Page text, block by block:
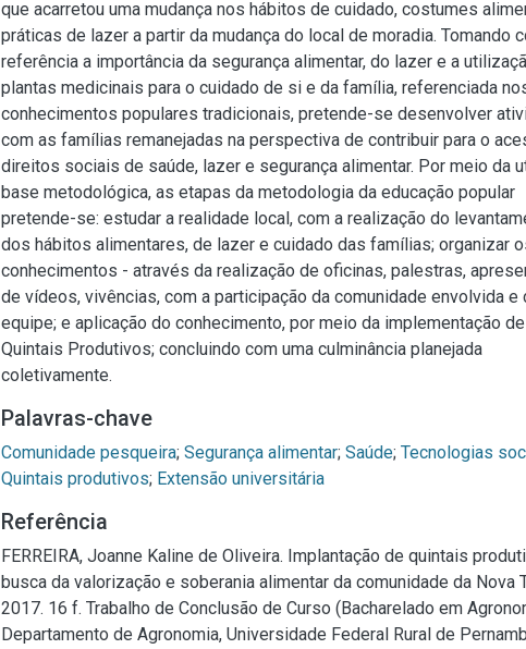
que acarretou uma mudança nos hábitos de cuidado, costumes
práticas de lazer a partir da mudança do local de moradia. Tomando
referência a importância da segurança alimentar, do lazer e a
plantas medicinais para o cuidado de si e da família, referenciada
conhecimentos populares tradicionais, pretende-se desenvolver
com as famílias remanejadas na perspectiva de contribuir para o
direitos sociais de saúde, lazer e segurança alimentar. Por meio da
base metodológica, as etapas da metodologia da educação popular
pretende-se: estudar a realidade local, com a realização do
dos hábitos alimentares, de lazer e cuidado das famílias; organizar
conhecimentos - através da realização de oficinas, palestras,
de vídeos, vivências, com a participação da comunidade envolvida e
equipe; e aplicação do conhecimento, por meio da implementação de
Quintais Produtivos; concluindo com uma culminância planejada
coletivamente.
Palavras-chave
Comunidade pesqueira; Segurança alimentar; Saúde; Tecnologias
Quintais produtivos; Extensão universitária
Referência
FERREIRA, Joanne Kaline de Oliveira. Implantação de quintais
busca da valorização e soberania alimentar da comunidade da Nova
2017. 16 f. Trabalho de Conclusão de Curso (Bacharelado em
Departamento de Agronomia, Universidade Federal Rural de